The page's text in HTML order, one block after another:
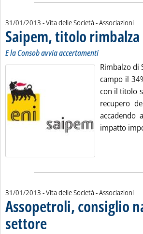
31/01/2013 - Vita delle Società - Associazioni
Saipem, titolo rimbalza
E la Consob avvia accertamenti
Rimbalzo di
campo il
con il titolo
recupero
accadendo
impatto
31/01/2013 - Vita delle Società - Associazioni
Assopetroli, consiglio
settore . Sottotitolo: Appello al Governo per
. Pubblicata giovedì 31 gennaio 2013 alle